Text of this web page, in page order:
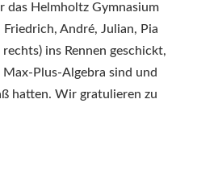
das Helmholtz Gymnasium
André, Julian, Pia
ins Rennen geschickt,
Plus-Algebra sind und
hatten. Wir gratulieren zu